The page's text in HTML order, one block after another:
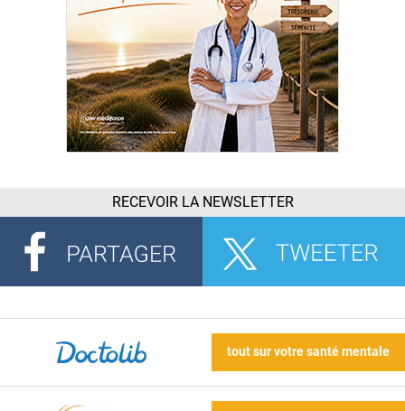
RECEVOIR LA NEWSLETTER
tout sur votre santé mentale